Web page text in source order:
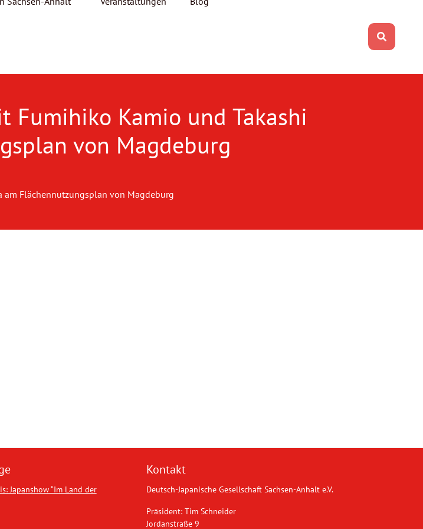
Fumihiko Kamio und Takashi
von Magdeburg
am Flächennutzungsplan von Magdeburg
Japanshow “Im Land der
Kontakt
Deutsch-Japanische Gesellschaft Sachsen-Anhalt e.V.
Präsident: Tim Schneider
Jordanstraße 9